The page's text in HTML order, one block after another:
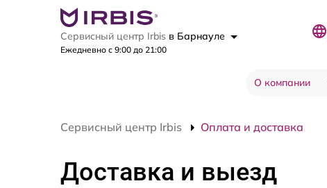
Сервисный центр Irbis в Барнауле
Ежедневно с 9:00 до 21:00
О компании
Сервисный центр Irbis Оплата и доставка
Доставка и выезд